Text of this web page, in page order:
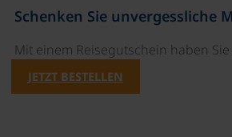
Schenken Sie unvergessliche
Mit einem Reisegutschein haben
JETZT BESTELLEN